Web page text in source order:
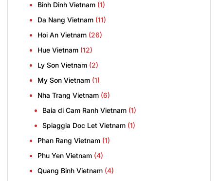
Binh Dinh Vietnam (1)
Da Nang Vietnam (11)
Hoi An Vietnam (26)
Hue Vietnam (12)
Ly Son Vietnam (2)
My Son Vietnam (1)
Nha Trang Vietnam (6)
Baia di Cam Ranh Vietnam (1)
Spiaggia Doc Let Vietnam (1)
Phan Rang Vietnam (1)
Phu Yen Vietnam (4)
Quang Binh Vietnam (4)